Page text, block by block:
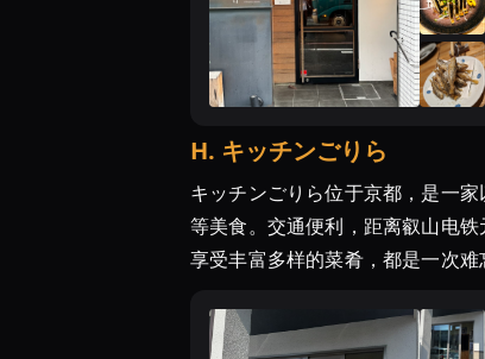
H. キッチンごりら
キッチンごりら位于京都，是一
等美食。交通便利，距离叡山电
享受丰富多样的菜肴，都是一次难